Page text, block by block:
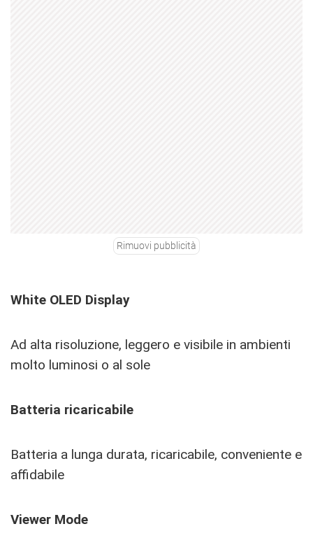
Rimuovi pubblicità
White OLED Display
Ad alta risoluzione, leggero e visibile in ambienti
molto luminosi o al sole
Batteria ricaricabile
Batteria a lunga durata, ricaricabile, conveniente e
affidabile
Viewer Mode